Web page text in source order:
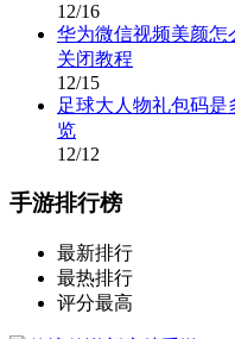
12/16
华为微信视频美颜怎
关闭教程
12/15
足球大人物礼包码是
览
12/12
手游排行榜
最新排行
最热排行
评分最高